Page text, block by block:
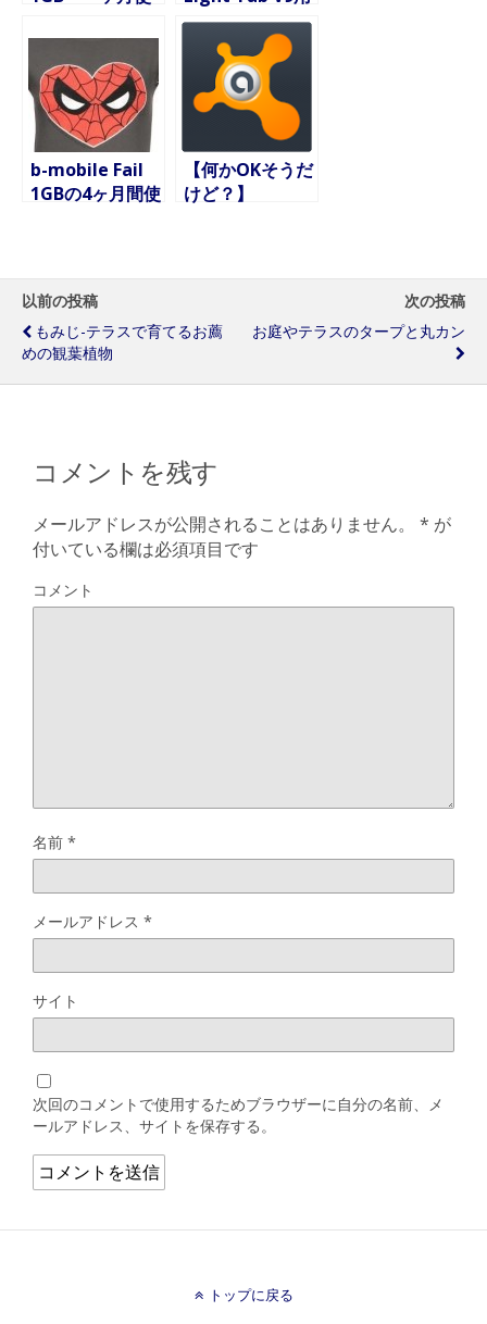
8ヶ月使い放題
パッケージ
b-mobile Fail
1GBの4ヶ月間使
【何かOKそうだ
けど？】
てみたら
以前の投稿
もみじ-テラスで育てるお薦
めの観葉植物
次の投稿
お庭やテラスのタープと丸カン
コメントを残す
メールアドレスが公開されることはありません。 * が
付いている欄は必須項目です
コメント
名前 *
メールアドレス *
サイト
次回のコメントで使用するためブラウザーに自分の名前、メ
ールアドレス、サイトを保存する。
トップに戻る